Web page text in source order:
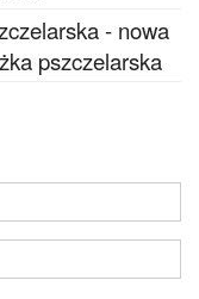
- nowa
pszczelarska